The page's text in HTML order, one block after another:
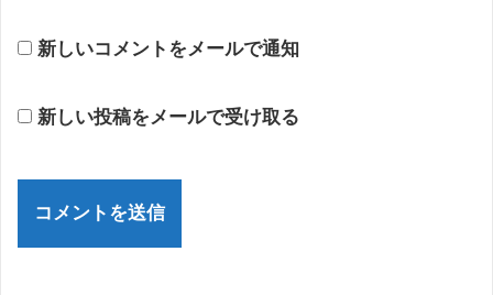
新しいコメントをメールで通知
新しい投稿をメールで受け取る